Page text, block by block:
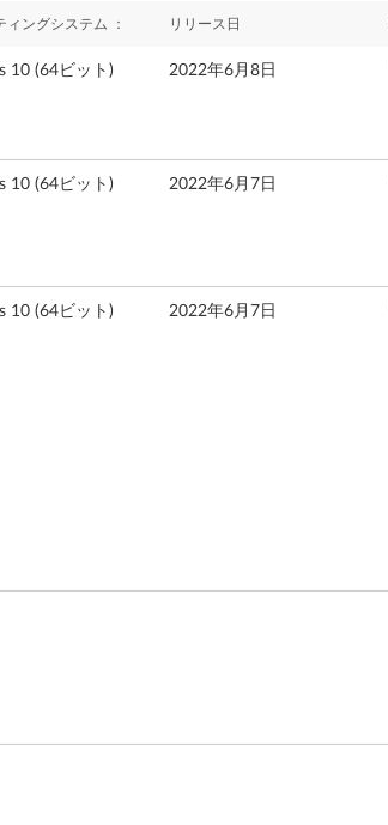
ィングシステム ： リリース日
10 (64ビット) 2022年6月8日
10 (64ビット) 2022年6月7日
10 (64ビット) 2022年6月7日